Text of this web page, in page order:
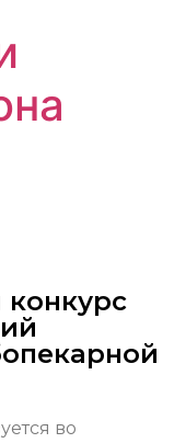
конкурс
во